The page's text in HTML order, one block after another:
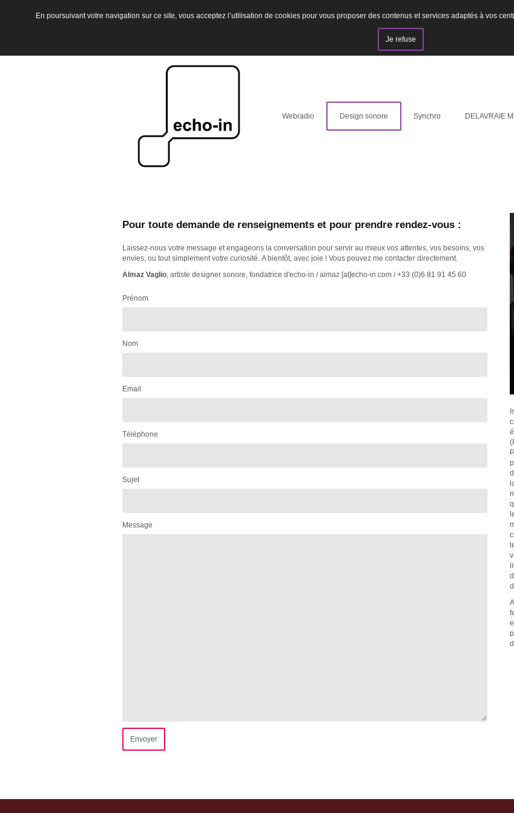
En poursuivant votre navigation sur ce site, vous acceptez l’utilisation de cookies pour vous proposer des contenus et services adaptés à vos
Je refuse
Webradio Design sonore Synchro DELAVRAIE
Pour toute demande de renseignements et pour prendre rendez-vous :
Laissez-nous votre message et engageons la conversation pour servir au mieux vos attentes, vos besoins, vos
envies, ou tout simplement votre curiosité. A bientôt, avec joie ! Vous pouvez me contacter directement.
Almaz Vaglio, artiste designer sonore, fondatrice d'echo-in / almaz [at]echo-in.com / +33 (0)6 81 91 45 60
Prénom
Nom
Email
Téléphone
Sujet
Message
Envoyer